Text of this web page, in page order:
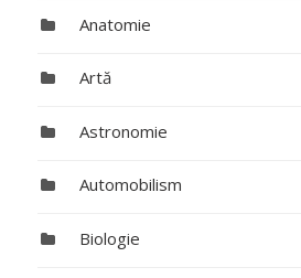
Anatomie
Artă
Astronomie
Automobilism
Biologie